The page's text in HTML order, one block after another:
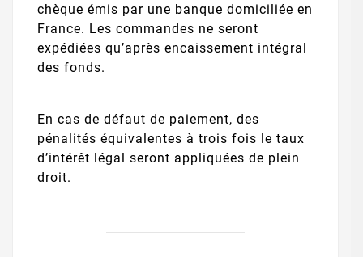
chèque émis par une banque domiciliée en
France. Les commandes ne seront
expédiées qu’après encaissement intégral
des fonds.
En cas de défaut de paiement, des
pénalités équivalentes à trois fois le taux
d’intérêt légal seront appliquées de plein
droit.